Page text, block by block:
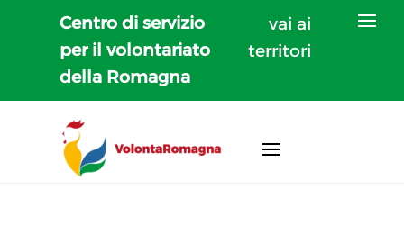
Centro di servizio
per il volontariato
della Romagna
vai ai
territori